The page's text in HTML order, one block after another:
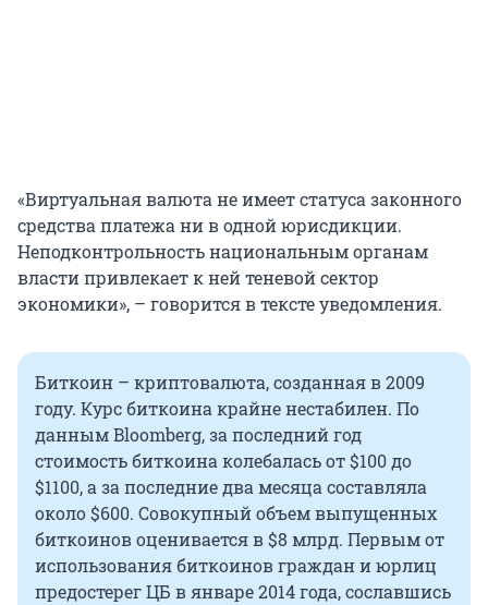
«Виртуальная валюта не имеет статуса законного
средства платежа ни в одной юрисдикции.
Неподконтрольность национальным органам
власти привлекает к ней теневой сектор
экономики», – говорится в тексте уведомления.
Биткоин – криптовалюта, созданная в 2009
году. Курс биткоина крайне нестабилен. По
данным Bloomberg, за последний год
стоимость биткоина колебалась от $100 до
$1100, а за последние два месяца составляла
около $600. Совокупный объем выпущенных
биткоинов оценивается в $8 млрд. Первым от
использования биткоинов граждан и юрлиц
предостерег ЦБ в январе 2014 года, сославшись